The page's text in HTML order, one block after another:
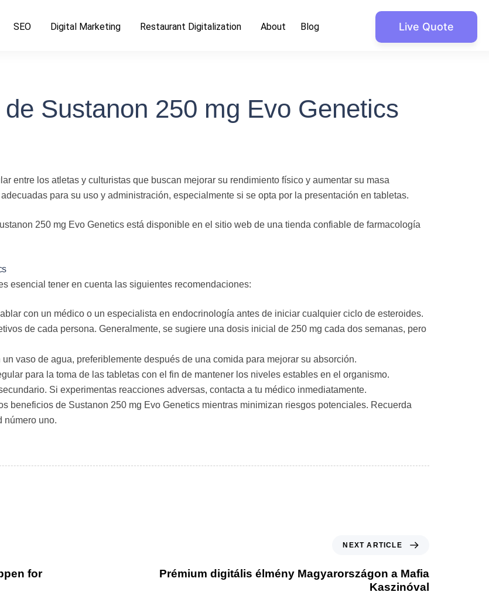
SEO Digital Marketing Restaurant Digitalization About Blog Live Quote
Sustanon 250 mg Evo Genetics
entre los atletas y culturistas que buscan mejorar su rendimiento físico y aumentar su masa
para su uso y administración, especialmente si se opta por la presentación en tabletas.
250 mg Evo Genetics está disponible en el sitio web de una tienda confiable de farmacología
esencial tener en cuenta las siguientes recomendaciones:
con un médico o un especialista en endocrinología antes de iniciar cualquier ciclo de esteroides.
de cada persona. Generalmente, se sugiere una dosis inicial de 250 mg cada dos semanas, pero
vaso de agua, preferiblemente después de una comida para mejorar su absorción.
para la toma de las tabletas con el fin de mantener los niveles estables en el organismo.
Si experimentas reacciones adversas, contacta a tu médico inmediatamente.
beneficios de Sustanon 250 mg Evo Genetics mientras minimizan riesgos potenciales. Recuerda
número uno.
for
NEXT ARTICLE
Prémium digitális élmény Magyarországon a Mafia
Kaszinóval